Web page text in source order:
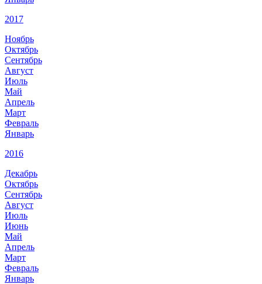
2017
Ноябрь
Октябрь
Сентябрь
Август
Июль
Май
Апрель
Март
Февраль
Январь
2016
Декабрь
Октябрь
Сентябрь
Август
Июль
Июнь
Май
Апрель
Март
Февраль
Январь